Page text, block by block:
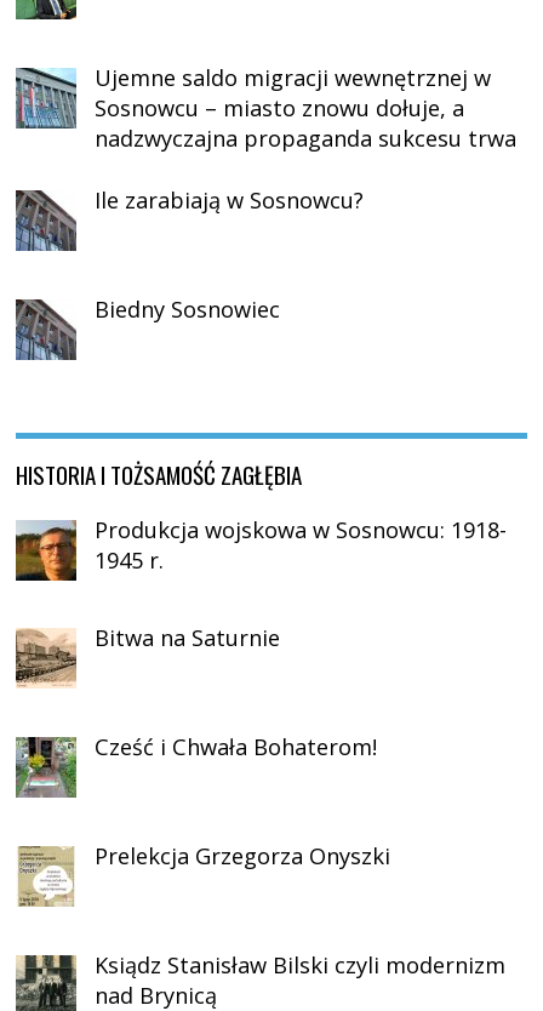
Ujemne saldo migracji wewnętrznej w
Sosnowcu – miasto znowu dołuje, a
nadzwyczajna propaganda sukcesu trwa
Ile zarabiają w Sosnowcu?
Biedny Sosnowiec
HISTORIA I TOŻSAMOŚĆ ZAGŁĘBIA
Produkcja wojskowa w Sosnowcu: 1918-
1945 r.
Bitwa na Saturnie
Cześć i Chwała Bohaterom!
Prelekcja Grzegorza Onyszki
Ksiądz Stanisław Bilski czyli modernizm
nad Brynicą